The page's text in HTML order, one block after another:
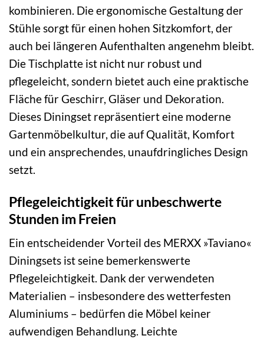
kombinieren. Die ergonomische Gestaltung der
Stühle sorgt für einen hohen Sitzkomfort, der
auch bei längeren Aufenthalten angenehm bleibt.
Die Tischplatte ist nicht nur robust und
pflegeleicht, sondern bietet auch eine praktische
Fläche für Geschirr, Gläser und Dekoration.
Dieses Diningset repräsentiert eine moderne
Gartenmöbelkultur, die auf Qualität, Komfort
und ein ansprechendes, unaufdringliches Design
setzt.
Pflegeleichtigkeit für unbeschwerte
Stunden im Freien
Ein entscheidender Vorteil des MERXX »Taviano«
Diningsets ist seine bemerkenswerte
Pflegeleichtigkeit. Dank der verwendeten
Materialien – insbesondere des wetterfesten
Aluminiums – bedürfen die Möbel keiner
aufwendigen Behandlung. Leichte